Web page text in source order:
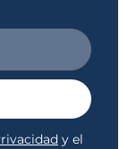
y el